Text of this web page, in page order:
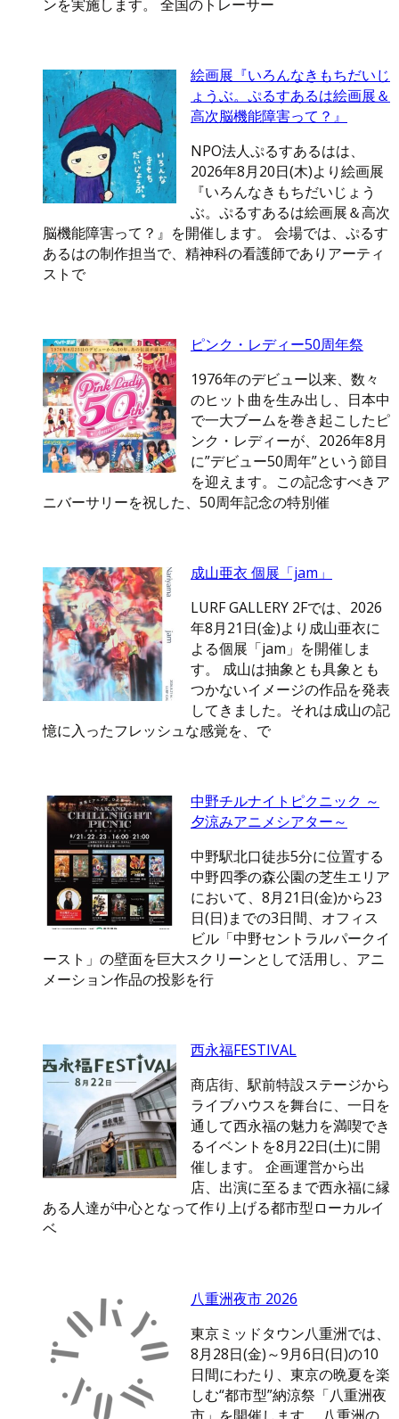
ンを実施します。 全国のトレーサー
絵画展『いろんなきもちだいじ
ょうぶ。ぷるすあるは絵画展＆
高次脳機能障害って？』
NPO法人ぷるすあるはは、
2026年8月20日(木)より絵画展
『いろんなきもちだいじょう
ぶ。ぷるすあるは絵画展＆高次
脳機能障害って？』を開催します。 会場では、ぷるす
あるはの制作担当で、精神科の看護師でありアーティ
ストで
ピンク・レディー50周年祭
1976年のデビュー以来、数々
のヒット曲を生み出し、日本中
で一大ブームを巻き起こしたピ
ンク・レディーが、2026年8月
に”デビュー50周年”という節目
を迎えます。この記念すべきア
ニバーサリーを祝した、50周年記念の特別催
成山亜衣 個展「jam」
LURF GALLERY 2Fでは、2026
年8月21日(金)より成山亜衣に
よる個展「jam」を開催しま
す。 成山は抽象とも具象とも
つかないイメージの作品を発表
してきました。それは成山の記
憶に入ったフレッシュな感覚を、で
中野チルナイトピクニック ～
夕涼みアニメシアター～
中野駅北口徒歩5分に位置する
中野四季の森公園の芝生エリア
において、8月21日(金)から23
日(日)までの3日間、オフィス
ビル「中野セントラルパークイ
ースト」の壁面を巨大スクリーンとして活用し、アニ
メーション作品の投影を行
西永福FESTIVAL
商店街、駅前特設ステージから
ライブハウスを舞台に、一日を
通して西永福の魅力を満喫でき
るイベントを8月22日(土)に開
催します。 企画運営から出
店、出演に至るまで西永福に縁
ある人達が中心となって作り上げる都市型ローカルイ
ベ
八重洲夜市 2026
東京ミッドタウン八重洲では、
8月28日(金)～9月6日(日)の10
日間にわたり、東京の晩夏を楽
しむ“都市型”納涼祭「八重洲夜